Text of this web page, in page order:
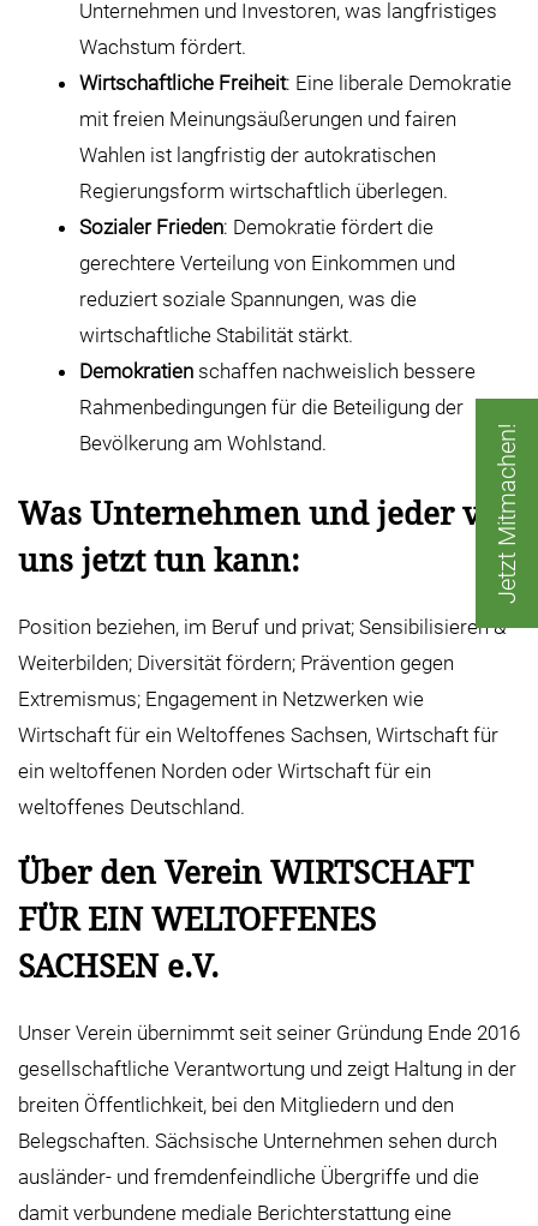
Unternehmen und Investoren, was langfristiges
Wachstum fördert.
Wirtschaftliche Freiheit: Eine liberale Demokratie
mit freien Meinungsäußerungen und fairen
Wahlen ist langfristig der autokratischen
Regierungsform wirtschaftlich überlegen.
Sozialer Frieden: Demokratie fördert die
gerechtere Verteilung von Einkommen und
reduziert soziale Spannungen, was die
wirtschaftliche Stabilität stärkt.
Demokratien schaffen nachweislich bessere
Rahmenbedingungen für die Beteiligung der
Bevölkerung am Wohlstand.
Was Unternehmen und jeder von
uns jetzt tun kann:
Position beziehen, im Beruf und privat; Sensibilisieren &
Weiterbilden; Diversität fördern; Prävention gegen
Extremismus; Engagement in Netzwerken wie
Wirtschaft für ein Weltoffenes Sachsen, Wirtschaft für
ein weltoffenen Norden oder Wirtschaft für ein
weltoffenes Deutschland.
Über den Verein WIRTSCHAFT
FÜR EIN WELTOFFENES
SACHSEN e.V.
Unser Verein übernimmt seit seiner Gründung Ende 2016
gesellschaftliche Verantwortung und zeigt Haltung in der
breiten Öffentlichkeit, bei den Mitgliedern und den
Belegschaften. Sächsische Unternehmen sehen durch
ausländer- und fremdenfeindliche Übergriffe und die
damit verbundene mediale Berichterstattung eine
Jetzt Mitmachen!